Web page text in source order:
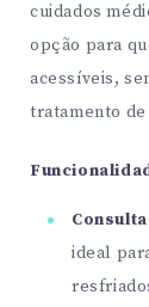
cuidados
opção para
acessíveis,
tratamento
ideal